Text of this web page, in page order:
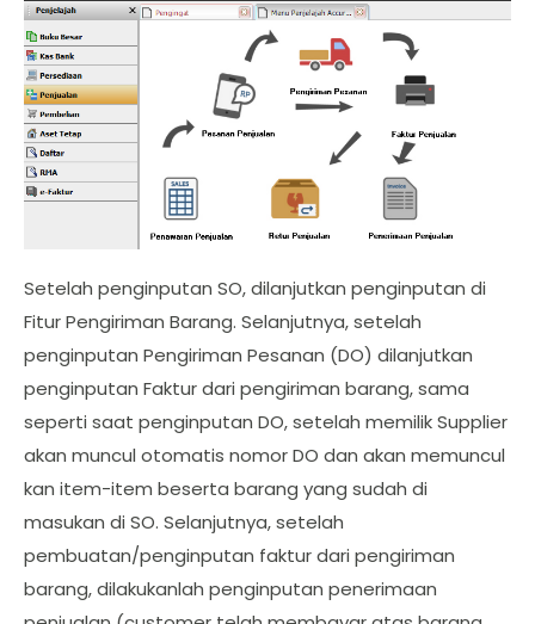
Setelah penginputan SO, dilanjutkan penginputan di
Fitur Pengiriman Barang. Selanjutnya, setelah
penginputan Pengiriman Pesanan (DO) dilanjutkan
penginputan Faktur dari pengiriman barang, sama
seperti saat penginputan DO, setelah memilik Supplier
akan muncul otomatis nomor DO dan akan memuncul
kan item-item beserta barang yang sudah di
masukan di SO. Selanjutnya, setelah
pembuatan/penginputan faktur dari pengiriman
barang, dilakukanlah penginputan penerimaan